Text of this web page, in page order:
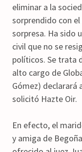
eliminar a la
sorprendido con
sorpresa. Ha sido
civil que no se
políticos. Se trata
alto cargo de
Gómez) declarará
solicitó Hazte Oir.
En efecto, el
y amiga de